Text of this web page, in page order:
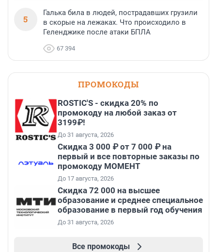
5
Галька била в людей, пострадавших грузили
в скорые на лежаках. Что происходило в
Геленджике после атаки БПЛА
67 394
ПРОМОКОДЫ
ROSTIC'S - скидка 20% по
промокоду на любой заказ от
3199₽!
До 31 августа, 2026
Скидка 3 000 ₽ от 7 000 ₽ на
первый и все повторные заказы по
промокоду МОМЕНТ
До 17 августа, 2026
Скидка 72 000 на высшее
образование и среднее специальное
образование в первый год обучения
До 31 августа, 2026
Все промокоды